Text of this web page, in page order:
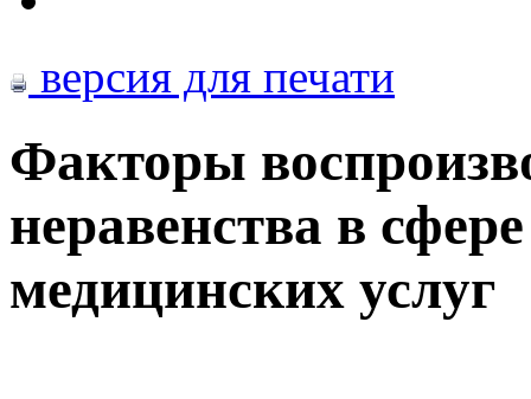
версия для печати
Факторы
неравенства в
медицинских услуг